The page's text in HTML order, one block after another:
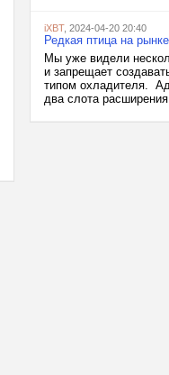
iXBT, 2024-04-20 20:40
Редкая птица на
Мы уже видели
и запрещает
типом охладителя.
два слота